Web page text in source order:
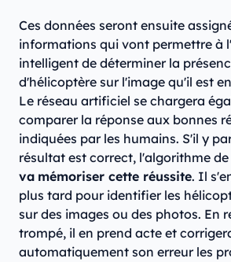
Ces données seront ensuite
informations qui vont permettre à
intelligent de déterminer la
d'hélicoptère sur l'image qu'il est
Le réseau artificiel se chargera
comparer la réponse aux bonnes
indiquées par les humains. S'il y
résultat est correct, l'algorithme
va mémoriser cette réussite. Il
plus tard pour identifier les
sur des images ou des photos. En
trompé, il en prend acte et
automatiquement son erreur les